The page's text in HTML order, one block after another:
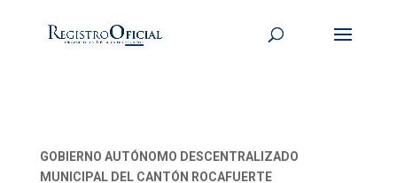
GOBIERNO AUTÓNOMO DESCENTRALIZADO
MUNICIPAL DEL CANTÓN ROCAFUERTE